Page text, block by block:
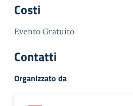
Costi
Evento Gratuito
Contatti
Organizzato da